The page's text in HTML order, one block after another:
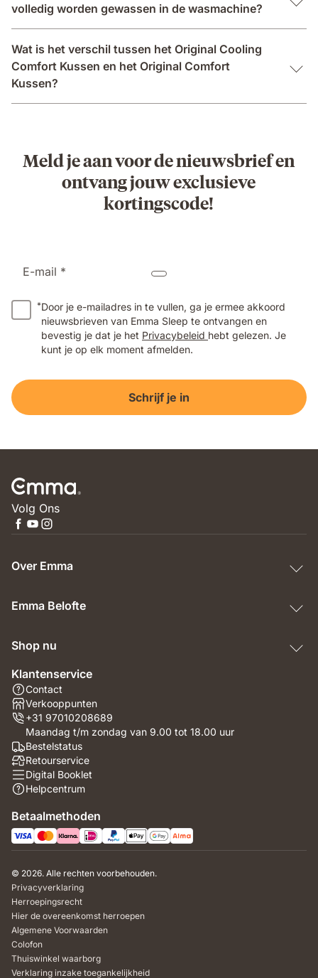
volledig worden gewassen in de wasmachine?
Wat is het verschil tussen het Original Cooling
Comfort Kussen en het Original Comfort
Kussen?
Meld je aan voor de nieuwsbrief en
ontvang jouw exclusieve
kortingscode!
E-mail *
*Door je e-mailadres in te vullen, ga je ermee akkoord
nieuwsbrieven van Emma Sleep te ontvangen en
bevestig je dat je het Privacybeleid hebt gelezen. Je
kunt je op elk moment afmelden.
Schrijf je in
Volg Ons
Over Emma
Emma Belofte
Shop nu
Klantenservice
Contact
Verkooppunten
+31 97010208689
Maandag t/m zondag van 9.00 tot 18.00 uur
Bestelstatus
Retourservice
Digital Booklet
Helpcentrum
Betaalmethoden
© 2026. Alle rechten voorbehouden.
Privacyverklaring
Herroepingsrecht
Hier de overeenkomst herroepen
Algemene Voorwaarden
Colofon
Thuiswinkel waarborg
Verklaring inzake toegankelijkheid